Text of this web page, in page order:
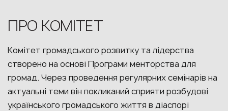
ПРО КОМІТЕТ
Комітет громадського розвитку та лідерства
створено на основі Програми менторства для
громад. Через проведення регулярних семінарів на
актуальні теми він покликаний сприяти розбудові
українського громадського життя в діаспорі